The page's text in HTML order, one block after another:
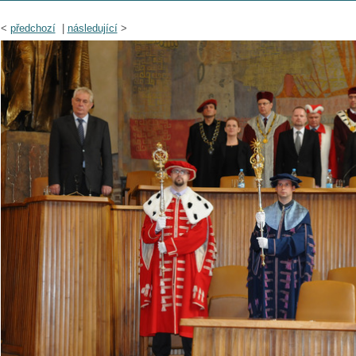
< předchozí| následující>